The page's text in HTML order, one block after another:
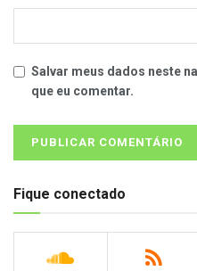
Salvar meus dados neste
que eu comentar.
Fique conectado